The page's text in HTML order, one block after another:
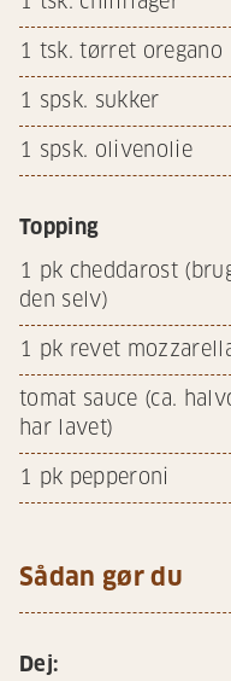
1 tsk. tørret oregano
1 spsk. sukker
1 spsk. olivenolie
Topping
1 pk cheddarost
den selv)
1 pk revet
tomat sauce (ca.
har lavet)
1 pk pepperoni
Sådan gør du
Dej: